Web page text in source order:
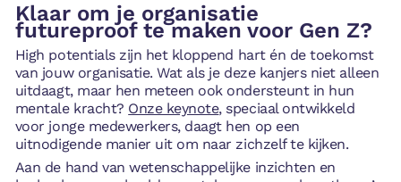
Klaar om je organisatie
futureproof te maken voor Gen Z?
High potentials zijn het kloppend hart én de toekomst
van jouw organisatie. Wat als je deze kanjers niet alleen
uitdaagt, maar hen meteen ook ondersteunt in hun
mentale kracht? Onze keynote, speciaal ontwikkeld
voor jonge medewerkers, daagt hen op een
uitnodigende manier uit om naar zichzelf te kijken.
Aan de hand van wetenschappelijke inzichten en